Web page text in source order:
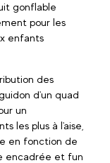
gonflable
pour les
enfants
des
d'un quad
un
les plus à l'aise,
en fonction de
encadrée et fun